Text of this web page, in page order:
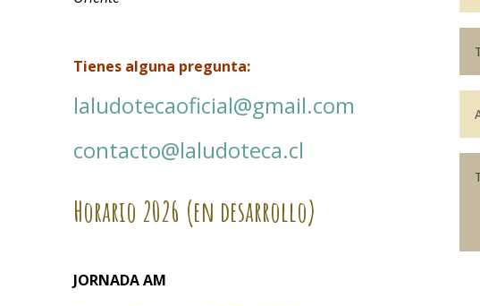
Tienes alguna pregunta:
laludotecaoficial@gmail.com
contacto@laludoteca.cl
Horario 2026 (en desarrollo)
JORNADA AM